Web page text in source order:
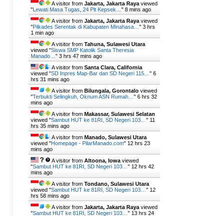
A visitor from Jakarta, Jakarta Raya viewed
"Lewati Masa Tugas, 24 Plt Kepsek… " 8 mins ago
A visitor from Jakarta, Jakarta Raya viewed
"Pilkades Serentak di Kabupaten Minahasa… " 3 hrs
1 min ago
A visitor from Tahuna, Sulawesi Utara
viewed "Siswa SMP Katolik Santa Theresia
Manado… " 3 hrs 47 mins ago
A visitor from Santa Clara, California
viewed "SD Inpres Map-Bar dan SD Negeri 115… " 6
hrs 31 mins ago
A visitor from Bilungala, Gorontalo viewed
"Terbukti Selingkuh, Oknum ASN Rumah… " 6 hrs 32
mins ago
A visitor from Makassar, Sulawesi Selatan
viewed "Sambut HUT ke 81RI, SD Negeri 103… " 11
hrs 35 mins ago
A visitor from Manado, Sulawesi Utara
viewed "Homepage - PilarManado.com" 12 hrs 23
mins ago
A visitor from Altoona, Iowa viewed
"Sambut HUT ke 81RI, SD Negeri 103… " 12 hrs 42
mins ago
A visitor from Tondano, Sulawesi Utara
viewed "Sambut HUT ke 81RI, SD Negeri 103… " 12
hrs 58 mins ago
A visitor from Jakarta, Jakarta Raya viewed
"Sambut HUT ke 81RI, SD Negeri 103… " 13 hrs 24